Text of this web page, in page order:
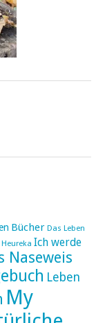
Bücher Das Leben
Heureka Ich werde
Naseweis
Leben
My